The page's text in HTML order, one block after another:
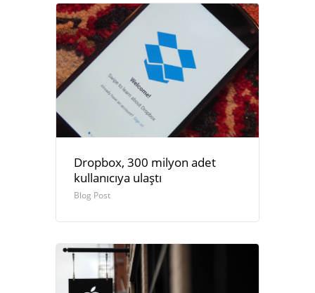
Dropbox, 300 milyon adet
kullanıcıya ulaştı
Blog Post